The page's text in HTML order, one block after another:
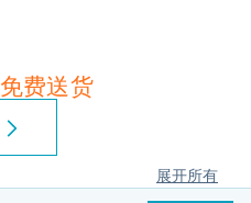
免费送货
展开所有